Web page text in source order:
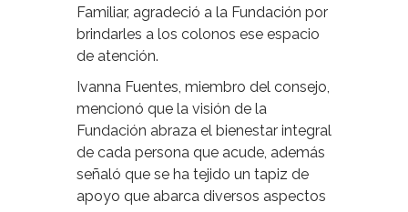
Familiar, agradeció a la Fundación por
brindarles a los colonos ese espacio
de atención.
Ivanna Fuentes, miembro del consejo,
mencionó que la visión de la
Fundación abraza el bienestar integral
de cada persona que acude, además
señaló que se ha tejido un tapiz de
apoyo que abarca diversos aspectos